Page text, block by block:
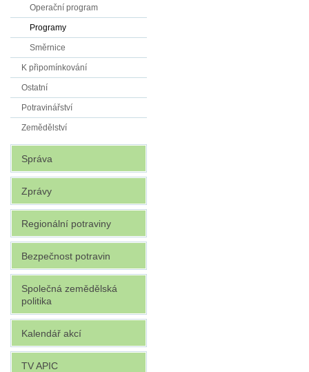
Operační program
Programy
Směrnice
K připomínkování
Ostatní
Potravinářství
Zemědělství
Správa
Zprávy
Regionální potraviny
Bezpečnost potravin
Společná zemědělská
politika
Kalendář akcí
TV APIC